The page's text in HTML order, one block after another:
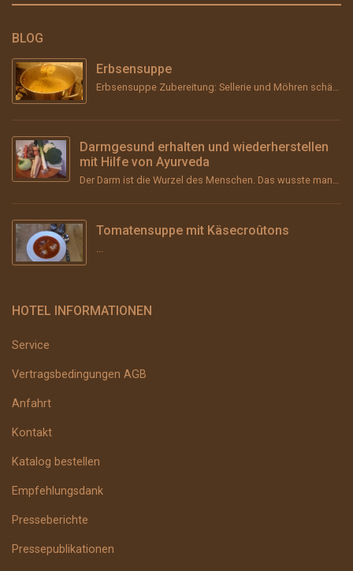
BLOG
Erbsensuppe
Erbsensuppe Zubereitung: Sellerie und Möhren schälen, grob stückeln und &#8211; wenn vorhanden &#...
Darmgesund erhalten und wiederherstellen
mit Hilfe von Ayurveda
Der Darm ist die Wurzel des Menschen. Das wusste man schon im Altertum und vor über 2000 Jahren im ...
Tomatensuppe mit Käsecroûtons
...
HOTEL INFORMATIONEN
Service
Vertragsbedingungen AGB
Anfahrt
Kontakt
Katalog bestellen
Empfehlungsdank
Presseberichte
Pressepublikationen